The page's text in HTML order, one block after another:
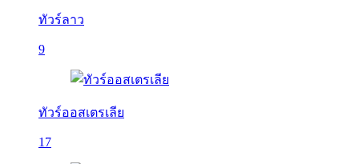
ทัวร์ลาว
9
ทัวร์ออสเตรเลีย
17